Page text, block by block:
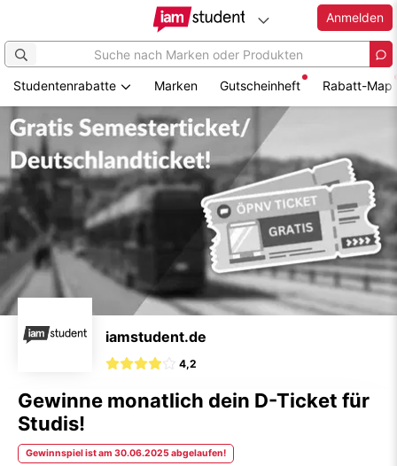
Hauptinhalt
springen
Anmelden
Studentenrabatte Marken Gutscheinheft Rabatt-Map
iamstudent.de
4,2
Gewinne monatlich dein D-Ticket für
Studis!
Gewinnspiel ist am 30.06.2025 abgelaufen!